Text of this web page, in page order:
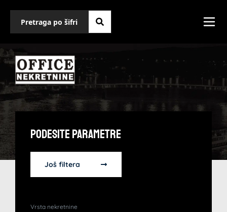
Podesite Parametre
Još filtera
Vrsta nekretnine